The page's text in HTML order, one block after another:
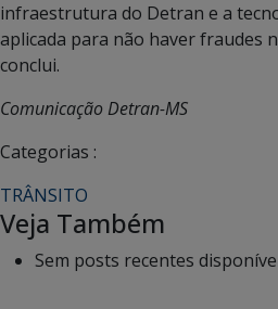
infraestrutura do Detran e a
aplicada para não haver fraudes
conclui.
Comunicação Detran-MS
Categorias :
TRÂNSITO
Veja Também
Sem posts recentes